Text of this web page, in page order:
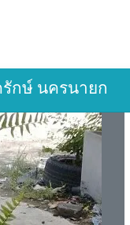
กษ์ นครนายก